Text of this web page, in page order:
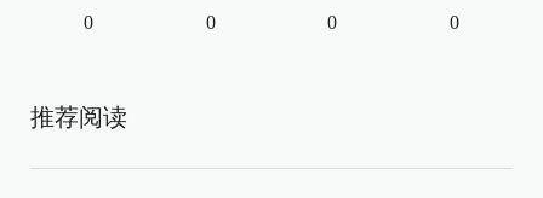
0 0 0 0
推荐阅读